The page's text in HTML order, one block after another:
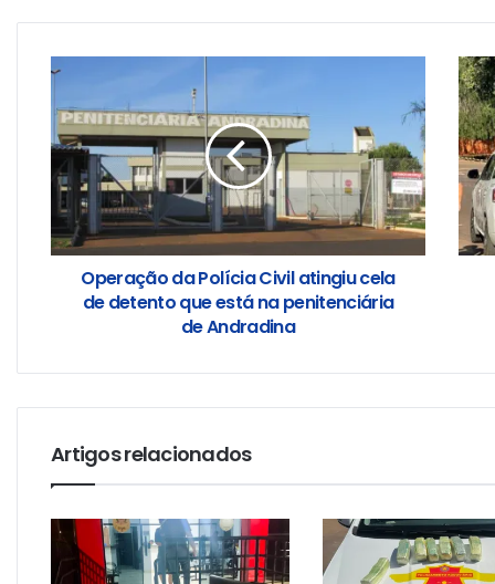
Operação da Polícia Civil atingiu cela
de detento que está na penitenciária
de Andradina
Artigos relacionados